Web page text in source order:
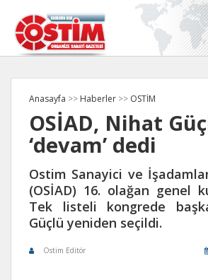
Anasayfa >> Haberler >> OSTİM
OSİAD, Nihat
‘devam’ dedi
Ostim Sanayici ve
(OSİAD) 16. olağan genel
Tek listeli kongrede
Güçlü yeniden seçildi.
Ostim Editör